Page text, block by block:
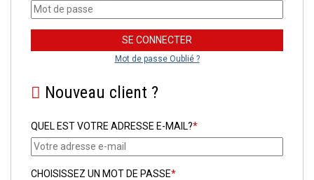
Mot de passe Oublié ?
Nouveau client ?
QUEL EST VOTRE ADRESSE E-MAIL?*
CHOISISSEZ UN MOT DE PASSE*